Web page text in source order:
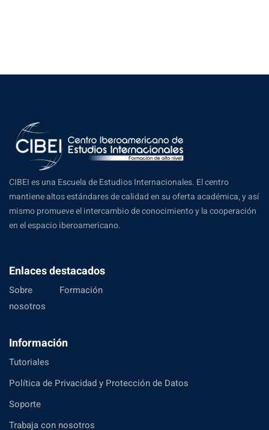
CIBEI es una Escuela de Estudios Internacionales. El centro
mantiene altos estándares de calidad en su oferta académica, y así
mismo promueve el intercambio de conocimiento y la cooperación
en el espacio iberoamericano.
Enlaces destacados
Sobre
nosotros
Formación
Información
Tutoriales
Política de Privacidad y Protección de Datos
Soporte
Trabaja con nosotros